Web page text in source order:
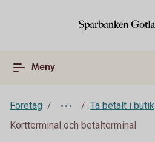
Meny
Företag
Ta betalt i butik
Kortterminal och betalterminal